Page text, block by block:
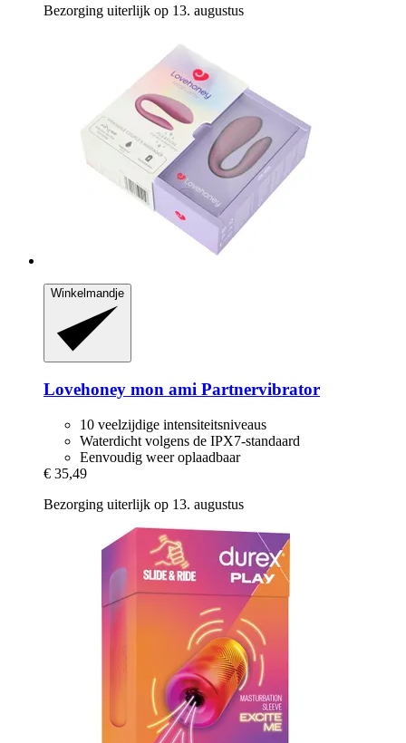
Bezorging uiterlijk op 13. augustus
Winkelmandje
Lovehoney mon ami Partnervibrator
10 veelzijdige intensiteitsniveaus
Waterdicht volgens de IPX7-standaard
Eenvoudig weer oplaadbaar
€ 35,49
Bezorging uiterlijk op 13. augustus